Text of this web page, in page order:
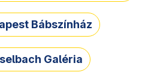
Bábszínház
Galéria